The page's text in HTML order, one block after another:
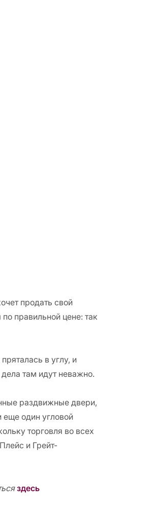
продать свой
правильной цене: так
в углу, и
там идут неважно.
раздвижные двери,
еще один угловой
торговля во всех
и Грейт-
здесь